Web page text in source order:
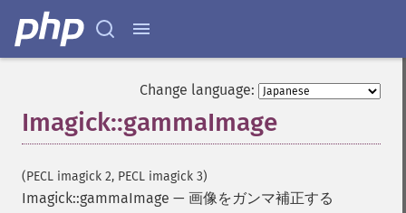
Change language:
Imagick::gammaImage
(PECL imagick 2, PECL imagick 3)
Imagick::gammaImage — 画像をガンマ補正する